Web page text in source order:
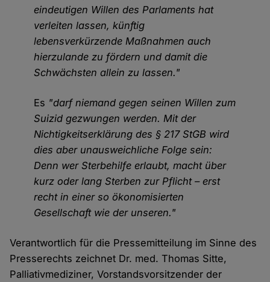
eindeutigen Willen des Parlaments hat
verleiten lassen, künftig
lebensverkürzende Maßnahmen auch
hierzulande zu fördern und damit die
Schwächsten allein zu lassen."
Es "darf niemand gegen seinen Willen zum
Suizid gezwungen werden. Mit der
Nichtigkeitserklärung des § 217 StGB wird
dies aber unausweichliche Folge sein:
Denn wer Sterbehilfe erlaubt, macht über
kurz oder lang Sterben zur Pflicht – erst
recht in einer so ökonomisierten
Gesellschaft wie der unseren."
Verantwortlich für die Pressemitteilung im Sinne des
Presserechts zeichnet Dr. med. Thomas Sitte,
Palliativmediziner, Vorstandsvorsitzender der